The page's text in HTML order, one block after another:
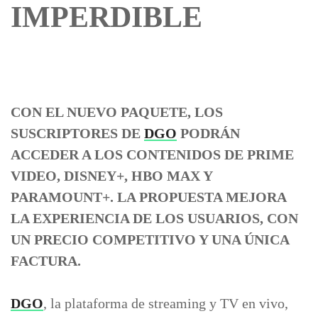
IMPERDIBLE
CON EL NUEVO PAQUETE, LOS
SUSCRIPTORES DE DGO PODRÁN
ACCEDER A LOS CONTENIDOS DE PRIME
VIDEO, DISNEY+, HBO MAX Y
PARAMOUNT+. LA PROPUESTA MEJORA
LA EXPERIENCIA DE LOS USUARIOS, CON
UN PRECIO COMPETITIVO Y UNA ÚNICA
FACTURA.
DGO, la plataforma de streaming y TV en vivo,